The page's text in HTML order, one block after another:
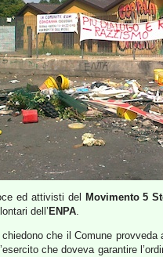
ed attivisti del
Movimento 5
dell’ ENPA.
che il Comune
che doveva garantire